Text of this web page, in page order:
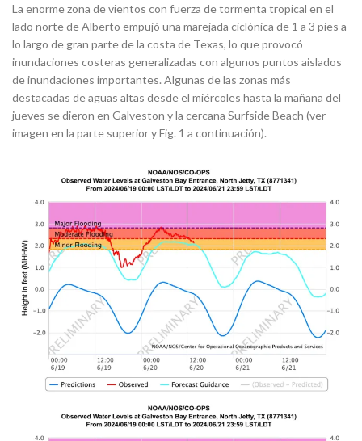
La enorme zona de vientos con fuerza de tormenta tropical en el
lado norte de Alberto empujó una marejada ciclónica de 1 a 3 pies a
lo largo de gran parte de la costa de Texas, lo que provocó
inundaciones costeras generalizadas con algunos puntos aislados
de inundaciones importantes. Algunas de las zonas más
destacadas de aguas altas desde el miércoles hasta la mañana del
jueves se dieron en Galveston y la cercana Surfside Beach (ver
imagen en la parte superior y Fig. 1 a continuación).